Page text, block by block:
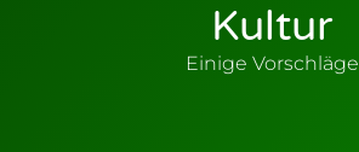
Kultur
Einige Vorschläge